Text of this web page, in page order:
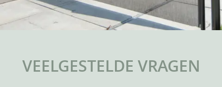
VEELGESTELDE VRAGEN